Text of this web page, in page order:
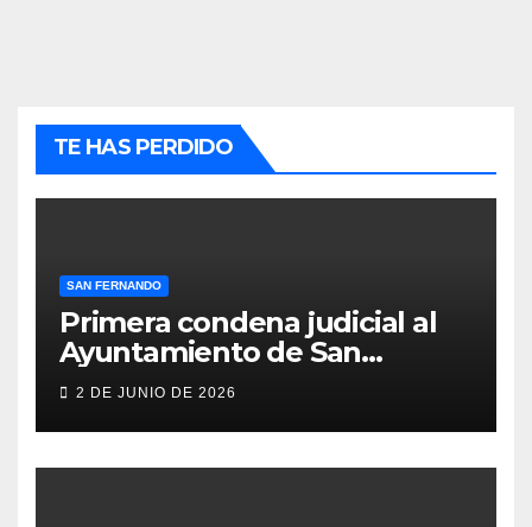
TE HAS PERDIDO
SAN FERNANDO
Primera condena judicial al
Ayuntamiento de San
Fernando por negar
locales lesionados en acto de
servicio
2 DE JUNIO DE 2026